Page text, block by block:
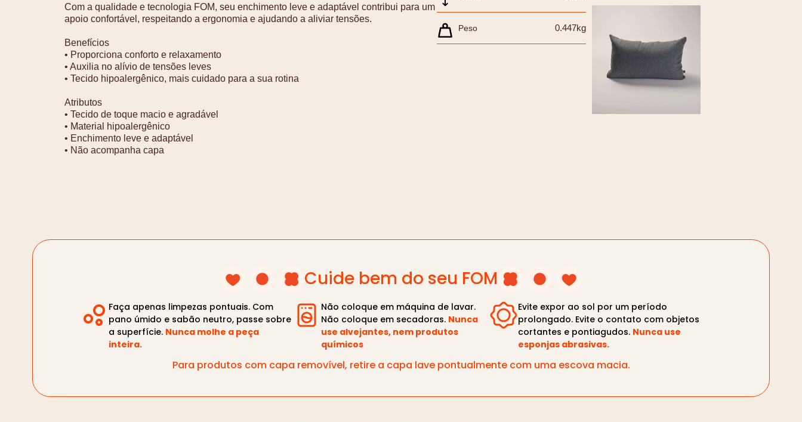
Com a qualidade e tecnologia FOM, seu enchimento leve e adaptável contribui para um
apoio confortável, respeitando a ergonomia e ajudando a aliviar tensões.
Benefícios
• Proporciona conforto e relaxamento
• Auxilia no alívio de tensões leves
• Tecido hipoalergênico, mais cuidado para a sua rotina
Atributos
• Tecido de toque macio e agradável
• Material hipoalergênico
• Enchimento leve e adaptável
• Não acompanha capa
Peso 0.447kg
Cuide bem do seu FOM
Faça apenas limpezas pontuais. Com
pano úmido e sabão neutro, passe sobre
a superfície. Nunca molhe a peça
inteira.
Não coloque em máquina de lavar.
Não coloque em secadoras. Nunca
use alvejantes, nem produtos
químicos
Evite expor ao sol por um período
prolongado. Evite o contato com objetos
cortantes e pontiagudos. Nunca use
esponjas abrasivas.
Para produtos com capa removível, retire a capa lave pontualmente com uma escova macia.